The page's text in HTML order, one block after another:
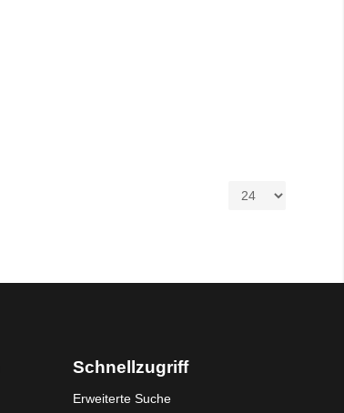
Schnellzugriff
Erweiterte Suche